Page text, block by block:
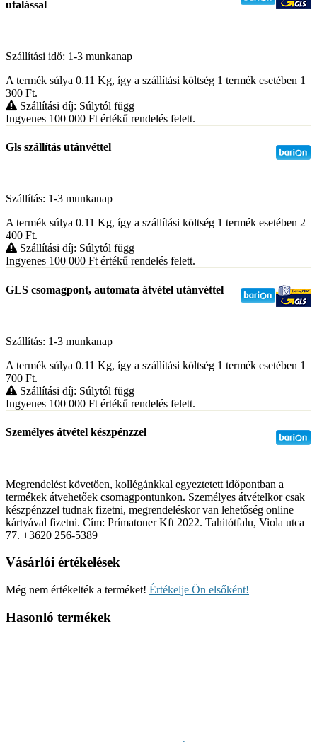
utalással
Szállítási idő: 1-3 munkanap
A termék súlya 0.11 Kg, így a szállítási költség 1 termék esetében 1
300 Ft.
Szállítási díj: Súlytól függ
Ingyenes 100 000 Ft értékű rendelés felett.
Gls szállítás utánvéttel
Szállítás: 1-3 munkanap
A termék súlya 0.11 Kg, így a szállítási költség 1 termék esetében 2
400 Ft.
Szállítási díj: Súlytól függ
Ingyenes 100 000 Ftértékű rendelés felett.
GLS csomagpont, automata átvétel utánvéttel
Szállítás: 1-3 munkanap
A termék súlya 0.11 Kg, így a szállítási költség 1 termék esetében 1
700 Ft.
Szállítási díj: Súlytól függ
Ingyenes 100 000 Ft értékű rendelés felett.
Személyes átvétel készpénzzel
Megrendelést követően, kollégánkkal egyeztetett időpontban a
termékek átvehetőek csomagpontunkon. Személyes átvételkor csak
készpénzzel tudnak fizetni, megrendeléskor van lehetőség online
kártyával fizetni. Cím: Prímatoner Kft 2022. Tahitótfalu, Viola utca
77. +3620 256-5389
Vásárlói értékelések
Még nem értékelték a terméket! Értékelje Ön elsőként!
Hasonló termékek